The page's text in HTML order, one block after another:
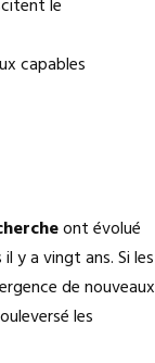
le
capables
ont évolué
y a vingt ans. Si les
de nouveaux
les